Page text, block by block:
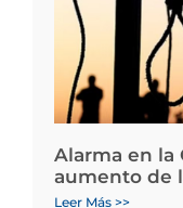
Alarma en la
aumento de
Leer Más >>